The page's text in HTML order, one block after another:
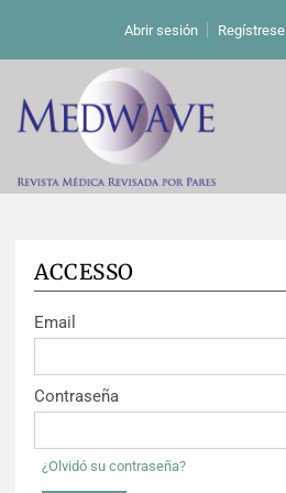
Abrir sesión Regístrese
De los editores
Editoriales
Comentarios
Cartas a los editores
Estudios originales
Estudios cualitativos
Análisis
ACCESSO
Email
Contraseña
¿Olvidó su contraseña?